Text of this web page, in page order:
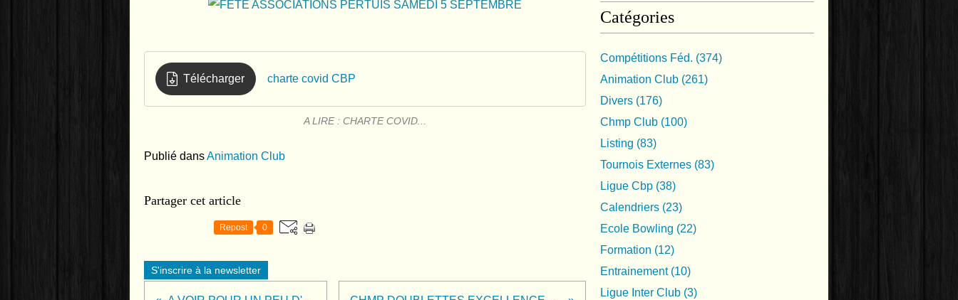
Télécharger charte covid CBP
A LIRE : CHARTE COVID...
Publié dansAnimation Club
Partager cet article
Repost 0
S'inscrire à la newsletter
Catégories
Compétitions Féd. (374)
Animation Club (261)
Divers (176)
Chmp Club (100)
Listing (83)
Tournois Externes (83)
Ligue Cbp (38)
Calendriers (23)
Ecole Bowling (22)
Formation (12)
Entrainement(10)
Ligue Inter Club (3)